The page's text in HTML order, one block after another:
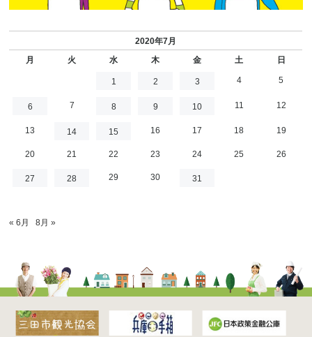
2020年7月
月
火 水 木 金 土 日
1 2 3 4 5
6 7 8 9 10 11 12
13 14 15 16 17 18 19
20 21 22 23 24 25 26
27 28 29 30 31
« 6月 8月 »